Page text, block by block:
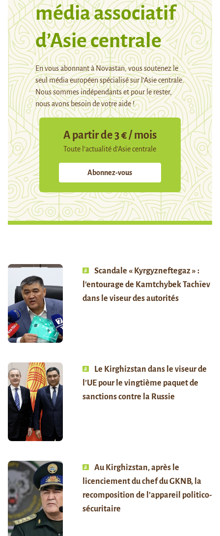
média associatif
d’Asie centrale
En vous abonnant à Novastan, vous soutenez le
seul média européen spécialisé sur l’Asie centrale.
Nous sommes indépendants et pour le rester,
nous avons besoin de votre aide !
A partir de 3 € / mois
Toute l’actualité d’Asie centrale
Abonnez-vous
Scandale « Kyrgyzneftegaz » :
l’entourage de Kamtchybek Tachïev
dans le viseur des autorités
Le Kirghizstan dans le viseur de
l’UE pour le vingtième paquet de
sanctions contre la Russie
Au Kirghizstan, après le
licenciement du chef du GKNB, la
recomposition de l’appareil politico-
sécuritaire